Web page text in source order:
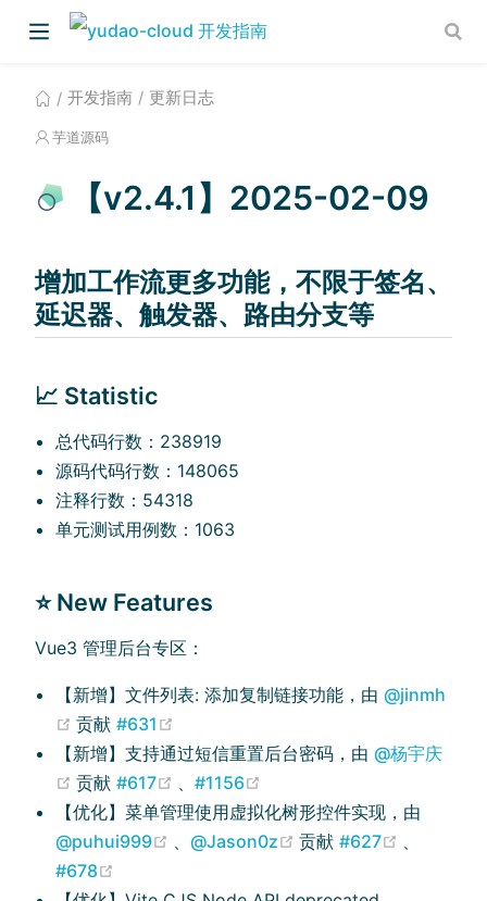
开发指南 更新日志
芋道源码
【v2.4.1】2025-02-09
增加工作流更多功能，不限于签名、
延迟器、触发器、路由分支等
📈 Statistic
总代码行数：238919
源码代码行数：148065
注释行数：54318
单元测试用例数：1063
⭐ New Features
Vue3 管理后台专区：
【新增】文件列表: 添加复制链接功能，由@jinmh
(opens new window)
贡献#631
【新增】支持通过短信重置后台密码，由@杨宇庆
(opens new window)
贡献#617 (opens new window)
、#1156
【优化】菜单管理使用虚拟化树形控件实现，由
@puhui999
(opens new window)
、@Jason0z (opens new window)
贡献#627
、
#678